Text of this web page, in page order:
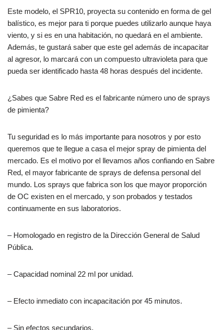
Este modelo, el SPR10, proyecta su contenido en forma de gel
balístico, es mejor para ti porque puedes utilizarlo aunque haya
viento, y si es en una habitación, no quedará en el ambiente.
Además, te gustará saber que este gel además de incapacitar
al agresor, lo marcará con un compuesto ultravioleta para que
pueda ser identificado hasta 48 horas después del incidente.
¿Sabes que Sabre Red es el fabricante número uno de sprays
de pimienta?
Tu seguridad es lo más importante para nosotros y por esto
queremos que te llegue a casa el mejor spray de pimienta del
mercado. Es el motivo por el llevamos años confiando en Sabre
Red, el mayor fabricante de sprays de defensa personal del
mundo. Los sprays que fabrica son los que mayor proporción
de OC existen en el mercado, y son probados y testados
continuamente en sus laboratorios.
– Homologado en registro de la Dirección General de Salud
Pública.
– Capacidad nominal 22 ml por unidad.
– Efecto inmediato con incapacitación por 45 minutos.
– Sin efectos secundarios.